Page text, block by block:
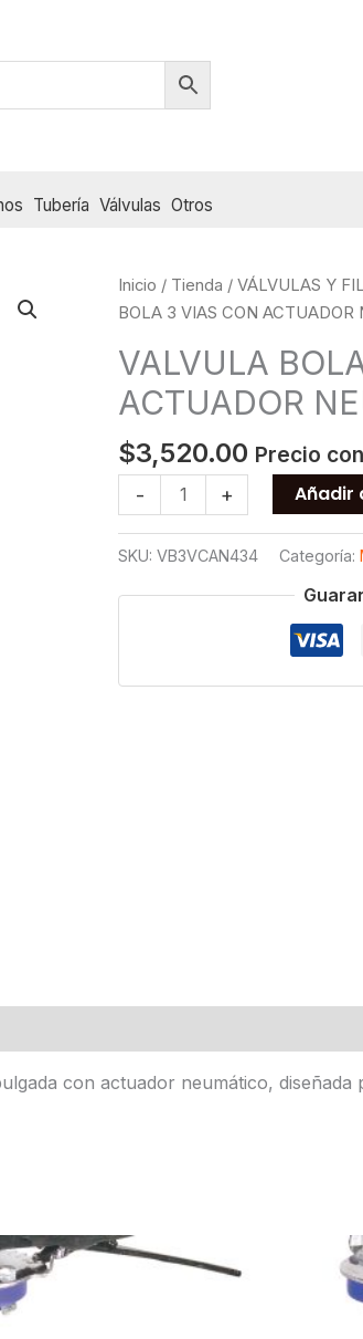
Tubería Válvulas Otros
Inicio / Tienda / VÁLVULAS Y
BOLA 3 VIAS CON
VALVULA
ACTUADOR
$3,520.00 Precio
-
VALVULA
BOLA
CON
T304
+ Añadir
SKU: VB3VCAN434 Categoría:
con actuador neumático,